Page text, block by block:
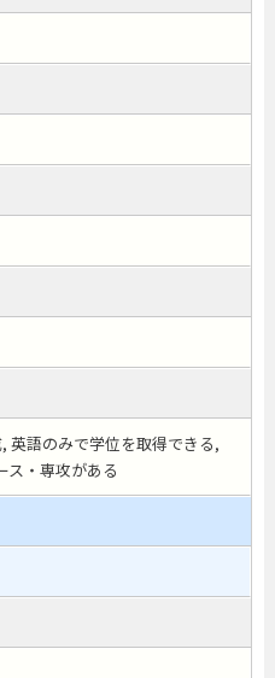
英語のみで学位を取得できる,
ス・専攻がある